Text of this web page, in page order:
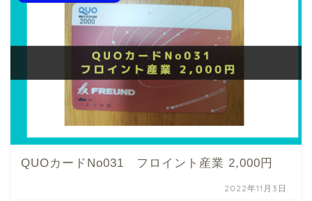
QUOカードNo031 フロイント産業 2,000円
2022年11月3日